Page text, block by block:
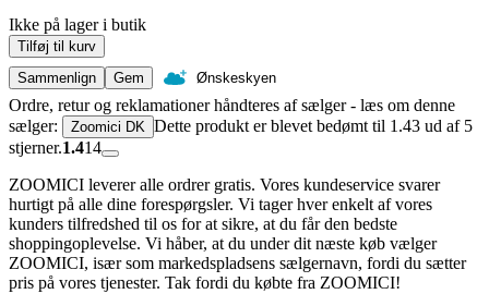
Ikke på lager i butik
Tilføj til kurv
Sammenlign
Gem Ønskeskyen
Ordre, retur og reklamationer håndteres af sælger - læs om denne
sælger:
Zoomici DK Dette produkt er blevet bedømt til 1.43 ud af 5
stjerner.1.414
ZOOMICI leverer alle ordrer gratis. Vores kundeservice svarer
hurtigt på alle dine forespørgsler. Vi tager hver enkelt af vores
kunders tilfredshed til os for at sikre, at du får den bedste
shoppingoplevelse. Vi håber, at du under dit næste køb vælger
ZOOMICI, især som markedspladsens sælgernavn, fordi du sætter
pris på vores tjenester. Tak fordi du købte fra ZOOMICI!